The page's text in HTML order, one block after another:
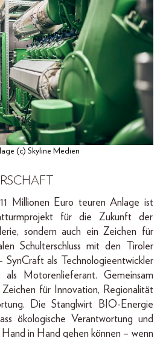
(c) Skyline Medien
Millionen Euro teuren Anlage ist
für die Zukunft der
sondern auch ein Zeichen für
Schulterschluss mit den Tiroler
SynCraft als Technologieentwickler
Motorenlieferant. Gemeinsam
für Innovation, Regionalität
Die Stanglwirt BIO-Energie
ökologische Verantwortung und
in Hand gehen können – wenn